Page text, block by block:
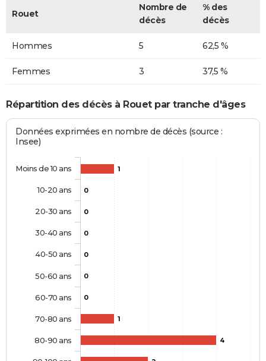
Rouet
Nombre de
décès
% des
décès
Hommes 5 62,5 %
Femmes 3 37,5 %
Répartition des décès à Rouet par tranche d'âges
Données exprimées en nombre de décès (source :
Insee)
1
0
0
0
0
0
0
1
4
Moins de 10 ans
10-20 ans
20-30 ans
30-40 ans
40-50 ans
50-60 ans
60-70 ans
70-80 ans
80-90 ans